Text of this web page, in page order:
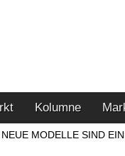
Kolumne
NEUE MODELLE SIND